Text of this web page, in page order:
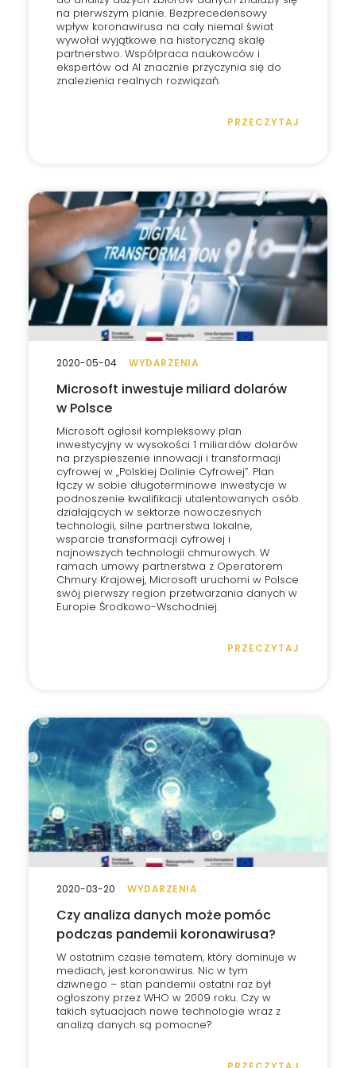
na pierwszym planie. Bezprecedensowy
wpływ koronawirusa na cały niemal świat
wywołał wyjątkowe na historyczną skalę
partnerstwo. Współpraca naukowców i
ekspertów od AI znacznie przyczynia się do
znalezienia realnych rozwiązań.
PRZECZYTAJ
WYDARZENIA
Microsoft inwestuje miliard dolarów
w Polsce
Microsoft ogłosił kompleksowy plan
inwestycyjny w wysokości 1 miliardów dolarów
na przyspieszenie innowacji i transformacji
cyfrowej w „Polskiej Dolinie Cyfrowej”. Plan
łączy w sobie długoterminowe inwestycje w
podnoszenie kwalifikacji utalentowanych osób
działających w sektorze nowoczesnych
technologii, silne partnerstwa lokalne,
wsparcie transformacji cyfrowej i
najnowszych technologii chmurowych. W
ramach umowy partnerstwa z Operatorem
Chmury Krajowej, Microsoft uruchomi w Polsce
swój pierwszy region przetwarzania danych w
Europie Środkowo-Wschodniej.
PRZECZYTAJ
2020-05-04
WYDARZENIA
Czy analiza danych może pomóc
podczas pandemii koronawirusa?
W ostatnim czasie tematem, który dominuje w
mediach, jest koronawirus. Nic w tym
dziwnego – stan pandemii ostatni raz był
ogłoszony przez WHO w 2009 roku. Czy w
takich sytuacjach nowe technologie wraz z
analizą danych są pomocne?
2020-03-20